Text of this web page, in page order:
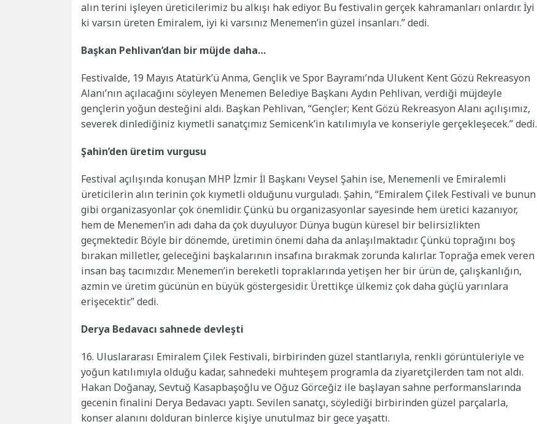
alın terini işleyen üreticilerimiz bu alkışı hak ediyor. Bu festivalin gerçek kahramanları onlardır. İyi
ki varsın üreten Emiralem, iyi ki varsınız Menemen’in güzel insanları.” dedi.
Başkan Pehlivan’dan bir müjde daha…
Festivalde, 19 Mayıs Atatürk’ü Anma, Gençlik ve Spor Bayramı’nda Ulukent Kent Gözü Rekreasyon
Alanı’nın açılacağını söyleyen Menemen Belediye Başkanı Aydın Pehlivan, verdiği müjdeyle
gençlerin yoğun desteğini aldı. Başkan Pehlivan, “Gençler; Kent Gözü Rekreasyon Alanı açılışımız,
severek dinlediğiniz kıymetli sanatçımız Semicenk’in katılımıyla ve konseriyle gerçekleşecek.” dedi.
Şahin’den üretim vurgusu
Festival açılışında konuşan MHP İzmir İl Başkanı Veysel Şahin ise, Menemenli ve Emiralemli
üreticilerin alın terinin çok kıymetli olduğunu vurguladı. Şahin, “Emiralem Çilek Festivali ve bunun
gibi organizasyonlar çok önemlidir. Çünkü bu organizasyonlar sayesinde hem üretici kazanıyor,
hem de Menemen’in adı daha da çok duyuluyor. Dünya bugün küresel bir belirsizlikten
geçmektedir. Böyle bir dönemde, üretimin önemi daha da anlaşılmaktadır. Çünkü toprağını boş
bırakan milletler, geleceğini başkalarının insafına bırakmak zorunda kalırlar. Toprağa emek veren
insan baş tacımızdır. Menemen’in bereketli topraklarında yetişen her bir ürün de, çalışkanlığın,
azmin ve üretim gücünün en büyük göstergesidir. Ürettikçe ülkemiz çok daha güçlü yarınlara
erişecektir.” dedi.
Derya Bedavacı sahnede devleşti
16. Uluslararası Emiralem Çilek Festivali, birbirinden güzel stantlarıyla, renkli görüntüleriyle ve
yoğun katılımıyla olduğu kadar, sahnedeki muhteşem programla da ziyaretçilerden tam not aldı.
Hakan Doğanay, Sevtuğ Kasapbaşoğlu ve Oğuz Görceğiz ile başlayan sahne performanslarında
gecenin finalini Derya Bedavacı yaptı. Sevilen sanatçı, söylediği birbirinden güzel parçalarla,
konser alanını dolduran binlerce kişiye unutulmaz bir gece yaşattı.